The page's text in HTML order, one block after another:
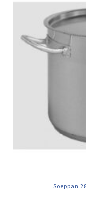
Soeppan